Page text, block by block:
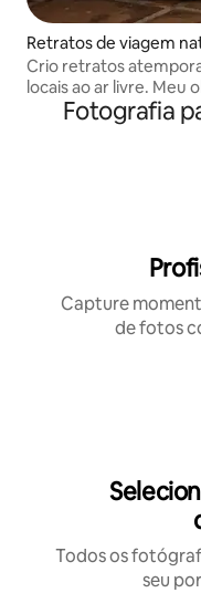
Retratos de viagem
Crio retratos
locais ao ar livre. Meu
sinta confortável e
você vai adorar nos
Fotografia
Capture
de fotos
Todos os
seu